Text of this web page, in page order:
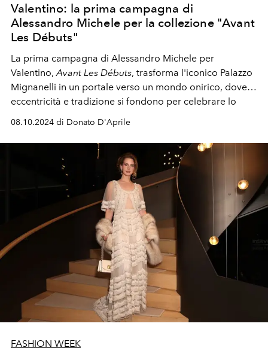
Valentino: la prima campagna di
Alessandro Michele per la collezione "Avant
Les Débuts"
La prima campagna di Alessandro Michele per
Valentino, Avant Les Débuts, trasforma l'iconico Palazzo
Mignanelli in un portale verso un mondo onirico, dove
eccentricità e tradizione si fondono per celebrare lo
08.10.2024 di Donato D'Aprile
FASHION WEEK